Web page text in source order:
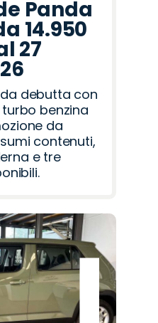
Panda
14.950
27
debutta con
benzina
da
contenuti,
e tre